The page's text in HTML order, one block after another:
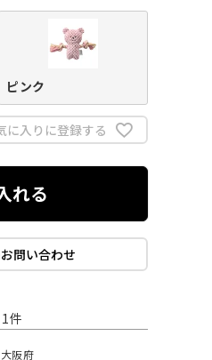
ピンク
に入りに登録する
れる
問い合わせ
1
大阪府